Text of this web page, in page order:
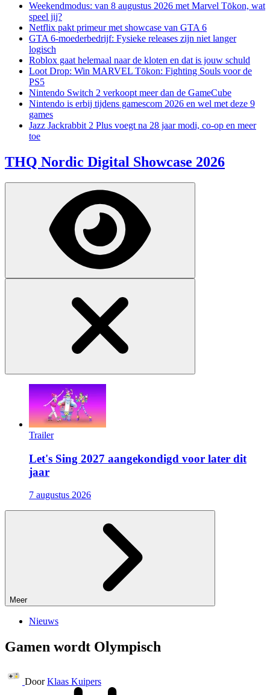
Weekendmodus: van 8 augustus 2026 met Marvel Tōkon, wat
speel jij?
Netflix pakt primeur met showcase van GTA 6
GTA 6-moederbedrijf: Fysieke releases zijn niet langer
logisch
Roblox gaat helemaal naar de kloten en dat is jouw schuld
Loot Drop: Win MARVEL Tōkon: Fighting Souls voor de
PS5
Nintendo Switch 2 verkoopt meer dan de GameCube
Nintendo is erbij tijdens gamescom 2026 en wel met deze 9
games
Jazz Jackrabbit 2 Plus voegt na 28 jaar modi, co-op en meer
toe
THQ Nordic Digital Showcase 2026
Trailer
Let's Sing 2027 aangekondigd voor later dit
jaar
7 augustus 2026
Meer
Nieuws
Gamen wordt Olympisch
Door Klaas Kuipers